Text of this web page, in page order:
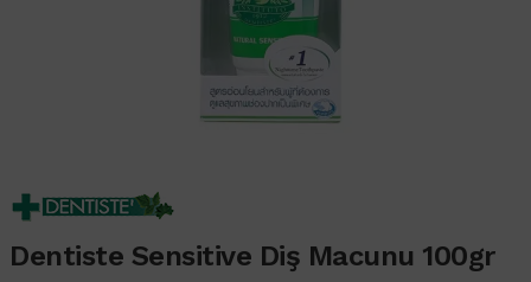
Dentiste Sensitive Diş Macunu 100gr